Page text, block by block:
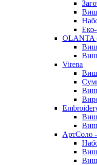
OLANTA
Virena
АртСоло